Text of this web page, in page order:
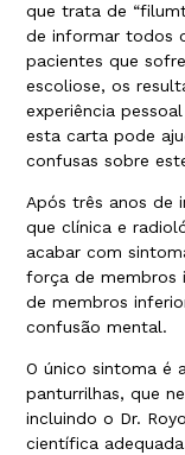
que trata de
de informar todos
pacientes que
escoliose, os
experiência
esta carta pode
confusas sobre
Após três anos de
que clínica e
acabar com
força de membros
de membros
confusão mental.
O único sintoma é
panturrilhas, que
incluindo o Dr.
científica